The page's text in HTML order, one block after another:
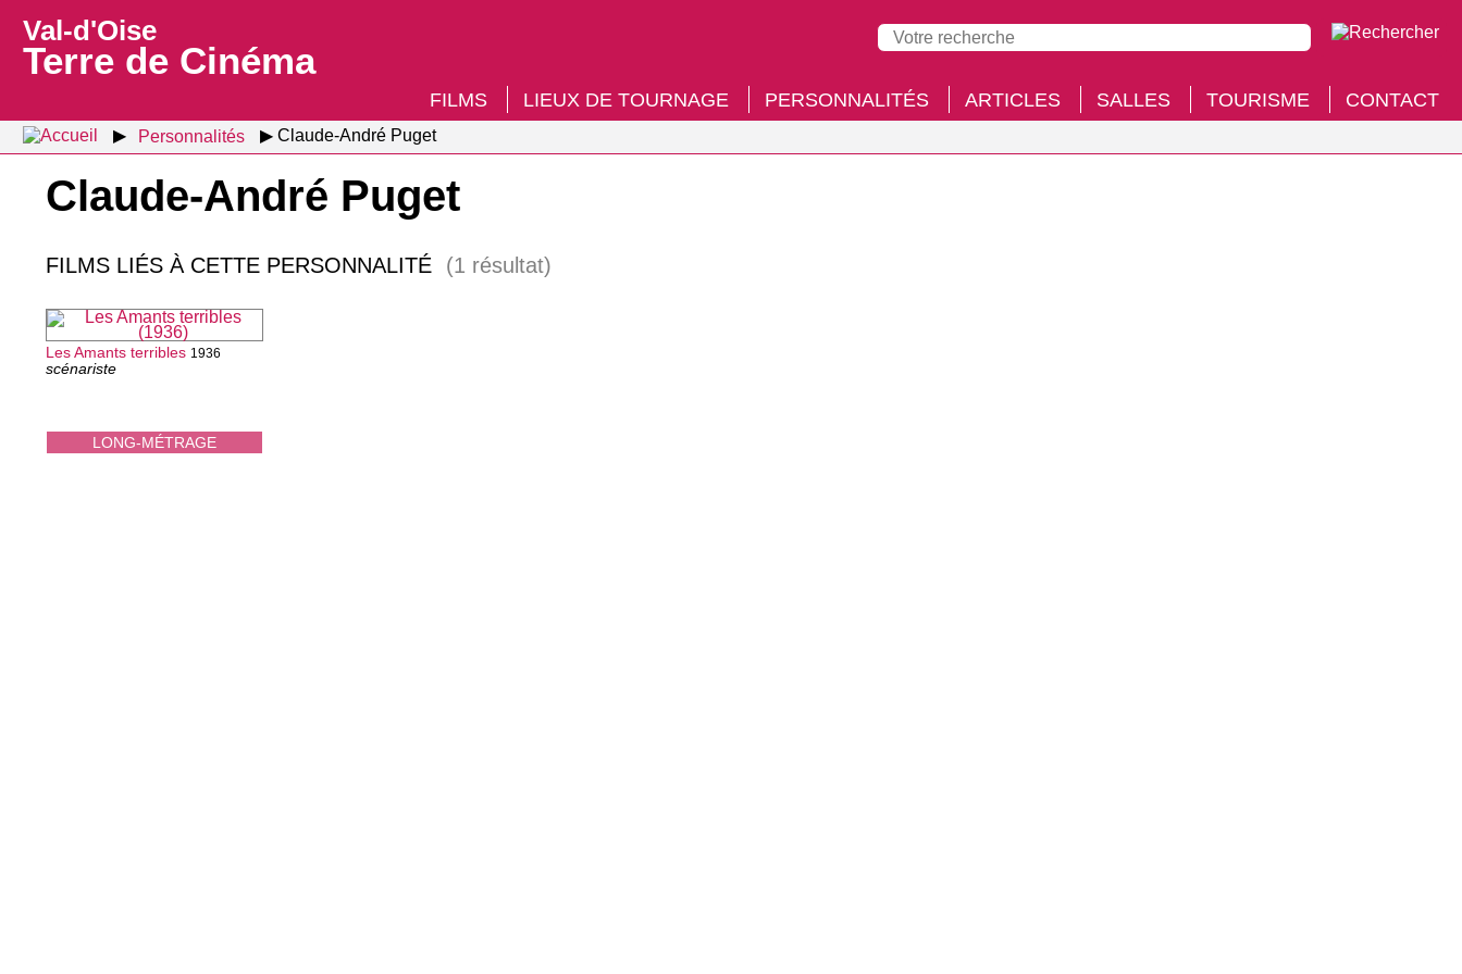
Val-d'Oise
Terre de Cinéma
FILMS LIEUX DE TOURNAGE PERSONNALITÉS ARTICLES SALLES TOURISME CONTACT
Personnalités Claude-André Puget
Claude-André Puget
FILMS LIÉS À CETTE PERSONNALITÉ (1 résultat)
LONG-MÉTRAGE
Les Amants terribles 1936
scénariste